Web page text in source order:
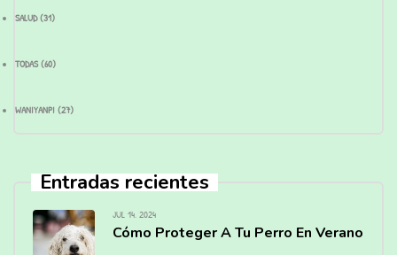
SALUD(31)
TODAS(60)
WANIYANPI (27)
Entradas recientes
JUL 14, 2024
Cómo Proteger A Tu Perro En Verano